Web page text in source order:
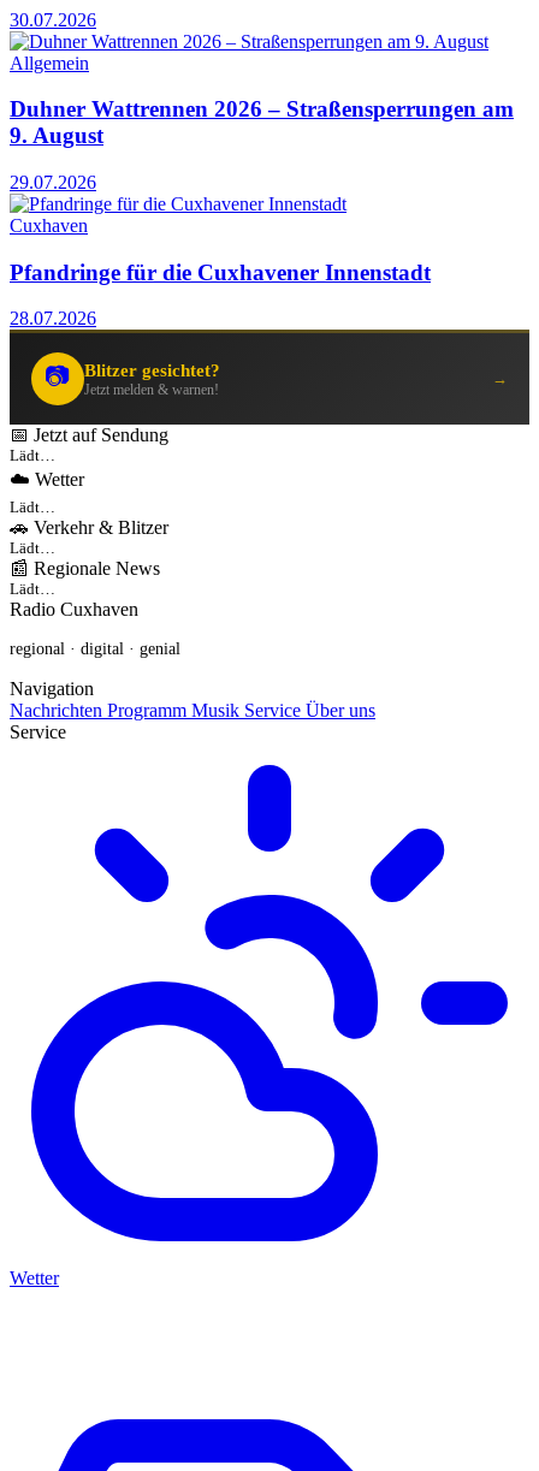
30.07.2026
Allgemein
Duhner Wattrennen 2026 – Straßensperrungen am
9. August
29.07.2026
Cuxhaven
Pfandringe für die Cuxhavener Innenstadt
28.07.2026
📷 Blitzer gesichtet?
Jetzt melden & warnen!
→
📅 Jetzt auf Sendung
Lädt…
☁️ Wetter
Lädt…
🚗 Verkehr & Blitzer
Lädt…
📰 Regionale News
Lädt…
Radio Cuxhaven
regional · digital · genial
Navigation
Nachrichten Programm Musik Service Über uns
Service
Wetter